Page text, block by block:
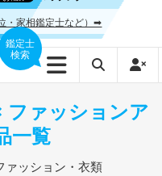
・家相鑑定士など）➡
鑑定士
検索
ファッションア
一覧
ァッション・衣類